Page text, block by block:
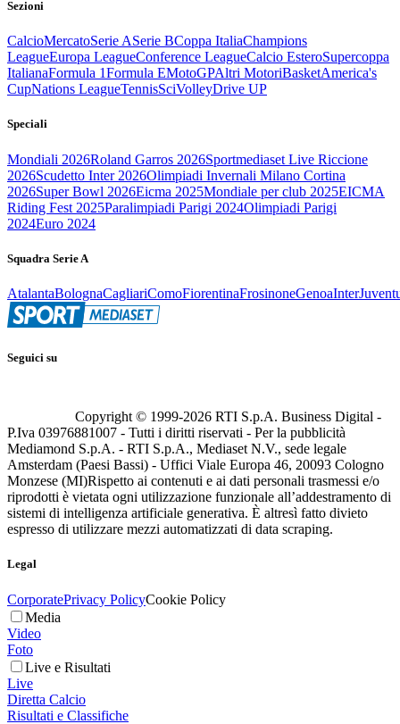
Sezioni
CalcioMercatoSerie ASerie BCoppa ItaliaChampions
LeagueEuropa LeagueConference LeagueCalcio EsteroSupercoppa
ItalianaFormula 1Formula EMotoGPAltri MotoriBasketAmerica's
CupNations LeagueTennisSciVolleyDrive UP
Speciali
Mondiali 2026Roland Garros 2026Sportmediaset Live Riccione
2026Scudetto Inter 2026Olimpiadi Invernali Milano Cortina
2026Super Bowl 2026Eicma 2025Mondiale per club 2025EICMA
Riding Fest 2025Paralimpiadi Parigi 2024Olimpiadi Parigi
2024Euro 2024
Squadra Serie A
AtalantaBolognaCagliariComoFiorentinaFrosinoneGenoaInter
Seguici su
Copyright © 1999-2026 RTI S.p.A. Business Digital -
P.Iva 03976881007 - Tutti i diritti riservati - Per la pubblicità
Mediamond S.p.A. - RTI S.p.A., Mediaset N.V., sede legale
Amsterdam (Paesi Bassi) - Uffici Viale Europa 46, 20093 Cologno
Monzese (MI)Rispetto ai contenuti e ai dati personali trasmessi e/o
riprodotti è vietata ogni utilizzazione funzionale all’addestramento di
sistemi di intelligenza artificiale generativa. È altresì fatto divieto
espresso di utilizzare mezzi automatizzati di data scraping.
Legal
CorporatePrivacy PolicyCookie Policy
Media
Video
Foto
Live e Risultati
Live
Diretta Calcio
Risultati e Classifiche